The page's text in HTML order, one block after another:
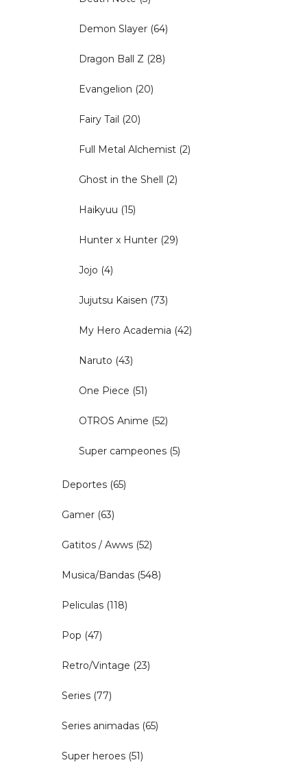
Demon Slayer (64)
Dragon Ball Z (28)
Evangelion (20)
Fairy Tail (20)
Full Metal Alchemist (2)
Ghost in the Shell (2)
Haikyuu (15)
Hunter x Hunter (29)
Jojo (4)
Jujutsu Kaisen (73)
My Hero Academia (42)
Naruto (43)
One Piece (51)
OTROS Anime (52)
Super campeones (5)
Deportes (65)
Gamer (63)
Gatitos / Awws (52)
Musica/Bandas (548)
Peliculas (118)
Pop (47)
Retro/Vintage (23)
Series (77)
Series animadas (65)
Super heroes (51)